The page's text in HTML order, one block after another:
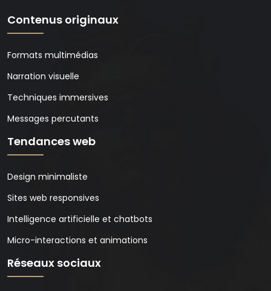
Contenus originaux
Formats multimédias
Narration visuelle
Techniques immersives
Messages percutants
Tendances web
Design minimaliste
Sites web responsives
Intelligence artificielle et chatbots
Micro-interactions et animations
Réseaux sociaux